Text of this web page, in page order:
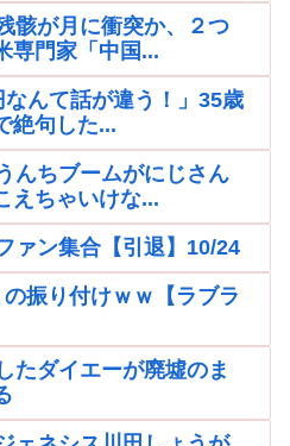
骸が月に衝突か、２つ
専門家「中国...
なんて話が違う！」35歳
絶句した...
んちブームがにじさん
えちゃいけな...
ァン集合【引退】10/24
振り付けｗｗ【ラブラ
たダイエーが廃墟のま